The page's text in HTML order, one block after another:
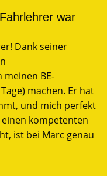
war
Dank seiner
BE-
machen. Er hat
und mich perfekt
kompetenten
ist bei Marc genau